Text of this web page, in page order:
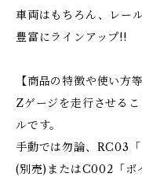
車両はもちろん、レー
豊富にラインアップ!!
【商品の特徴や使い方等
Zゲージを走行させる
ルです。
手動では勿論、RC03
(別売)またはC002「ポ